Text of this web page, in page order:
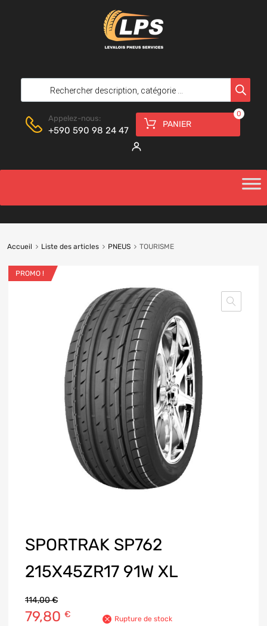
Appelez-nous:
+590 590 98 24 47
PANIER
0
Accueil Liste des articles PNEUS TOURISME
PROMO !
SPORTRAK SP762
215X45ZR17 91W XL
114,00€
79,80 € Rupture de stock